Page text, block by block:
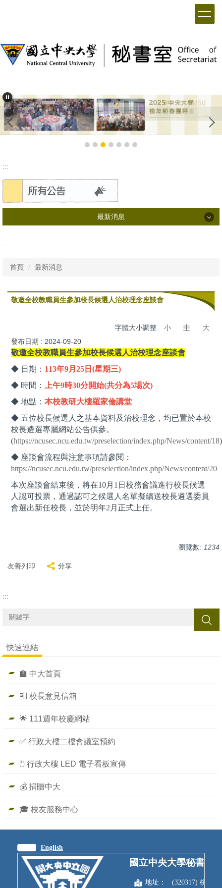
:::
最新消息
:::
首頁 最新消息
敬邀全校教職員生參加校長候選人治校理念座談會
字體大小調整 小 中
大
發布日期 : 2024-09-20
敬邀全校教職員生參加校長候選人治校理念座談會
◆ 日期： 113年9月25日(星期三)
◆ 時間：
上午9時30分開始(共分為5場次)
◆ 地點： 本校教研大樓羅家倫講堂
◆ 五位校長候選人之基本資料及治校理念，均已置於本校
校長遴選專屬網站公告供參。
(https://ncusec.ncu.edu.tw/preselection/index.php/News/content/18)
◆ 座談會流程與注意事項請參閱：
https://ncusec.ncu.edu.tw/preselection/index.php/News/content/20
本次座談會結束後，將在10月1日校務會議進行校長候選
人認可投票，通過認可之候選人名單擬續送校長遴選委員
會選出新任校長，並於明年2月正式上任。
瀏覽數: 1234
友善列印 分享
:::
搜尋
快速連結
🏫 中大首頁
📮 校長意見信箱
🌟 111週年校慶網站
✅ 行政大樓二樓會議室預約
🖱️ 行政大樓 LED 電子看板宣傳
💰 捐贈中大
🎓 校友服務中心
English
國立中央大學秘書室
地址： (320317) 桃園